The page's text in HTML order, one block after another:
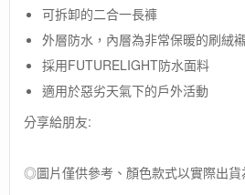
-
美
國
[The
North
Face]M
FL
IN
可拆卸的二合一長褲
外層防水，內層為非常保暖的刷絨
採用FUTURELIGHT防水面料
適用於惡劣天氣下的戶外活動
分享給朋友:
◎圖片僅供參考、顏色款式以實際出貨